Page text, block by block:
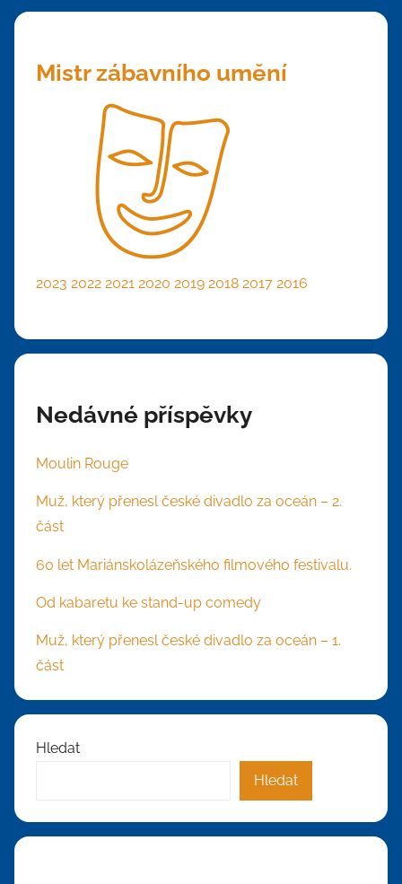
Mistr zábavního umění
2023 2022 2021 2020 2019 2018 2017 2016
Nedávné příspěvky
Moulin Rouge
Muž, který přenesl české divadlo za oceán – 2.
část
60 let Mariánskolázeňského filmového festivalu.
Od kabaretu ke stand-up comedy
Muž, který přenesl české divadlo za oceán – 1.
část
Hledat
Hledat